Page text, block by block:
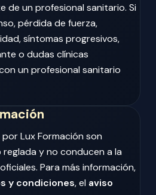
de un profesional sanitario. Si
pérdida de fuerza,
síntomas progresivos,
o dudas clínicas
un profesional sanitario
Lux Formación son
y no conducen a la
Para más información,
y condiciones, el aviso